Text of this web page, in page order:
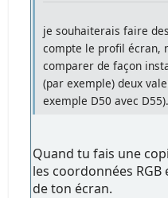
je souhaiterais faire
compte le profil écran,
comparer de façon
(par exemple) deux
exemple D50 avec D55).
Quand tu fais une
les coordonnées
de ton écran.